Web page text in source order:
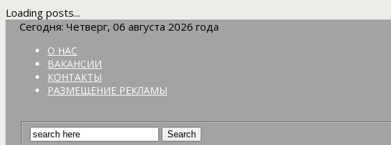
Loading posts...
Сегодня: Четверг, 06 августа 2026 года
О НАС
ВАКАНСИИ
КОНТАКТЫ
РАЗМЕЩЕНИЕ РЕКЛАМЫ